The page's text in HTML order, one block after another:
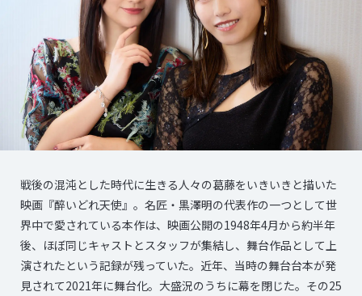
戦後の混沌とした時代に生きる人々の葛藤をいきいきと描いた
映画『醉いどれ天使』。名匠・黒澤明の代表作の一つとして世
界中で愛されている本作は、映画公開の1948年4月から約半年
後、ほぼ同じキャストとスタッフが集結し、舞台作品として上
演されたという記録が残っていた。近年、当時の舞台台本が発
見されて2021年に舞台化。大盛況のうちに幕を閉じた。その25